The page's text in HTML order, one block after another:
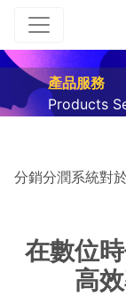
產品服務
Products
分銷分潤系統對
在數位
高